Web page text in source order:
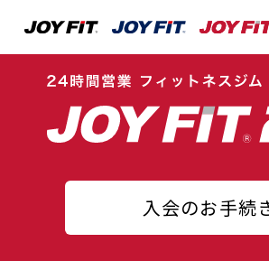
入会のお手続